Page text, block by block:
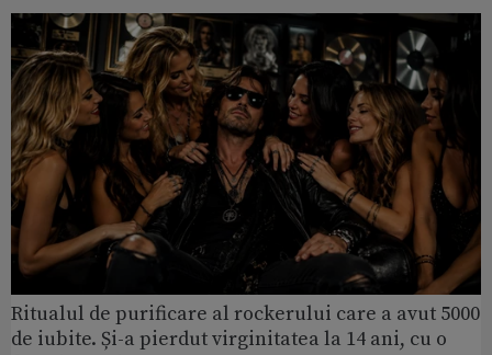
Ritualul de purificare al rockerului care a avut 5000
de iubite. Și-a pierdut virginitatea la 14 ani, cu o